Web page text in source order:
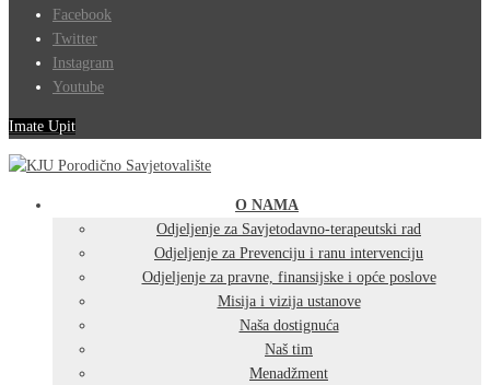
Facebook
Twitter
Instagram
Youtube
Imate Upit
O NAMA
Odjeljenje za Savjetodavno-terapeutski rad
Odjeljenje za Prevenciju i ranu intervenciju
Odjeljenje za pravne, finansijske i opće poslove
Misija i vizija ustanove
Naša dostignuća
Naš tim
Menadžment